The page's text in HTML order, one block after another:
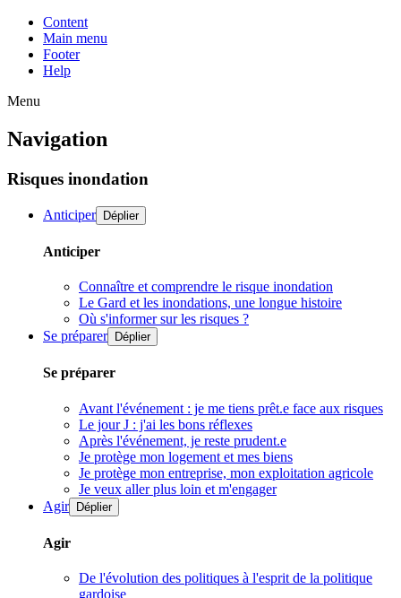
Content
Main menu
Footer
Help
Menu
Navigation
Risques inondation
Anticiper Déplier
Anticiper
Connaître et comprendre le risque inondation
Le Gard et les inondations, une longue histoire
Où s'informer sur les risques ?
Se préparer
Déplier
Se préparer
Avant l'événement : je me tiens prêt.e face aux risques
Le jour J : j'ai les bons réflexes
Après l'événement, je reste prudent.e
Je protège mon logement et mes biens
Je protège mon entreprise, mon exploitation agricole
Je veux aller plus loin et m'engager
Agir Déplier
Agir
De l'évolution des politiques à l'esprit de la politique
gardoise